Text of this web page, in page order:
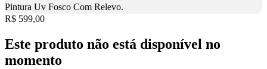
Pintura Uv Fosco Com Relevo.
Price:
R$ 599,00
Este produto não está disponível no
momento